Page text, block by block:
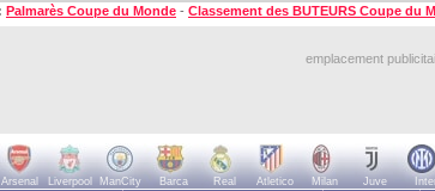
Palmarès Coupe du Monde - Classement des BUTEURS Coupe du
emplacement
Arsenal Liverpool ManCity Barca Real Atletico Milan Juve